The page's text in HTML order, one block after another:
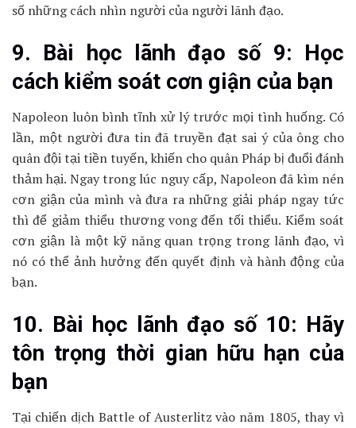
số những cách nhìn người của người lãnh đạo.
9. Bài học lãnh đạo số 9: Học
cách kiểm soát cơn giận của bạn
Napoleon luôn bình tĩnh xử lý trước mọi tình huống. Có
lần, một người đưa tin đã truyền đạt sai ý của ông cho
quân đội tại tiền tuyến, khiến cho quân Pháp bị đuổi đánh
thảm hại. Ngay trong lúc nguy cấp, Napoleon đã kìm nén
cơn giận của mình và đưa ra những giải pháp ngay tức
thì để giảm thiểu thương vong đến tối thiểu. Kiểm soát
cơn giận là một kỹ năng quan trọng trong lãnh đạo, vì
nó có thể ảnh hưởng đến quyết định và hành động của
bạn.
10. Bài học lãnh đạo số 10: Hãy
tôn trọng thời gian hữu hạn của
bạn
Tại chiến dịch Battle of Austerlitz vào năm 1805, thay vì